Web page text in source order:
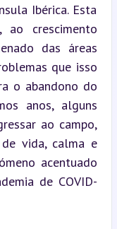
Ibérica. Esta
crescimento
das áreas
que isso
o abandono do
anos, alguns
ao campo,
vida, calma e
acentuado
de COVID-